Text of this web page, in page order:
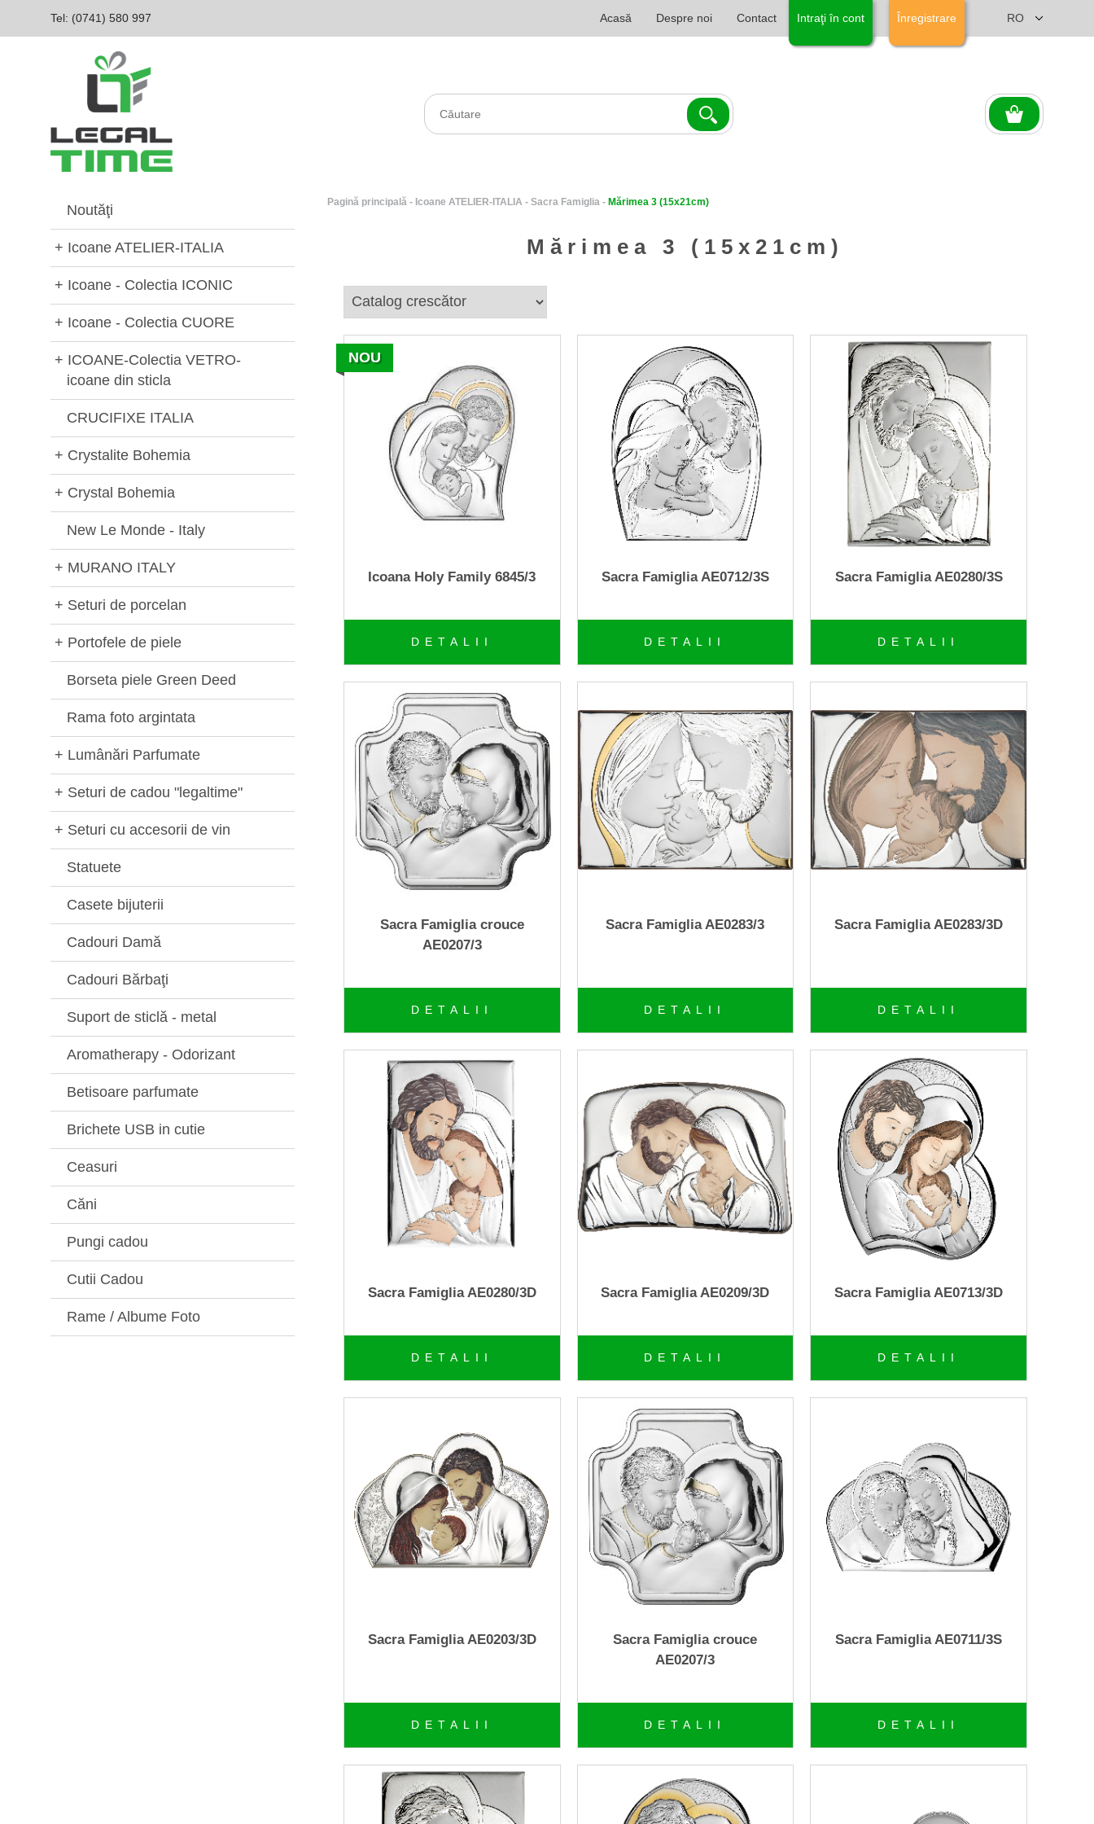
Tel: (0741) 580 997‬ Acasă Despre noi Contact Intraţi în cont Înregistrare
Noutăţi
+ Icoane ATELIER-ITALIA
+ Icoane - Colectia ICONIC
+ Icoane - Colectia CUORE
+ ICOANE-Colectia VETRO-
icoane din sticla
CRUCIFIXE ITALIA
+ Crystalite Bohemia
+ Crystal Bohemia
New Le Monde - Italy
+ MURANO ITALY
+ Seturi de porcelan
+ Portofele de piele
Borseta piele Green Deed
Rama foto argintata
+ Lumânări Parfumate
+ Seturi de cadou "legaltime"
+ Seturi cu accesorii de vin
Statuete
Casete bijuterii
Cadouri Damă
Cadouri Bărbaţi
Suport de sticlă - metal
Aromatherapy - Odorizant
Betisoare parfumate
Brichete USB in cutie
Ceasuri
Căni
Pungi cadou
Cutii Cadou
Rame / Albume Foto
Pagină principală - Icoane ATELIER-ITALIA - Sacra Famiglia - Mărimea 3 (15x21cm)
Mărimea 3 (15x21cm)
NOU
Icoana Holy Family 6845/3
DETALII
Sacra Famiglia AE0712/3S
DETALII
Sacra Famiglia AE0280/3S
DETALII
Sacra Famiglia crouce
AE0207/3
DETALII
Sacra Famiglia AE0283/3
DETALII
Sacra Famiglia AE0283/3D
DETALII
Sacra Famiglia AE0280/3D
DETALII
Sacra Famiglia AE0209/3D
DETALII
Sacra Famiglia AE0713/3D
DETALII
Sacra Famiglia AE0203/3D
DETALII
Sacra Famiglia crouce
AE0207/3
DETALII
Sacra Famiglia AE0711/3S
DETALII